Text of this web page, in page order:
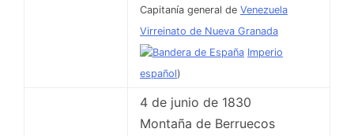
Capitanía general de Venezuela
Virreinato de Nueva Granada
Imperio
español)
4 de junio de 1830
Montaña de Berruecos